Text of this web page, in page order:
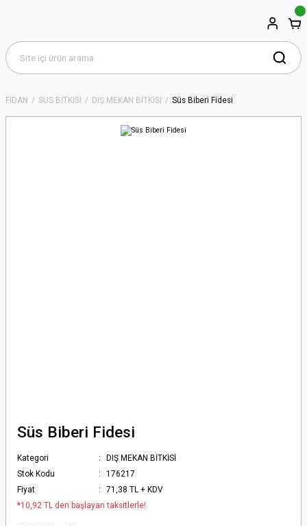
FİDAN SÜS BİTKİSİ DIŞ MEKAN BİTKİSİ Süs Biberi Fidesi
Süs Biberi Fidesi
Kategori
DIŞ MEKAN BİTKİSİ
Stok Kodu
176217
Fiyat
71,38 TL + KDV
*10,92 TL den başlayan taksitlerle!